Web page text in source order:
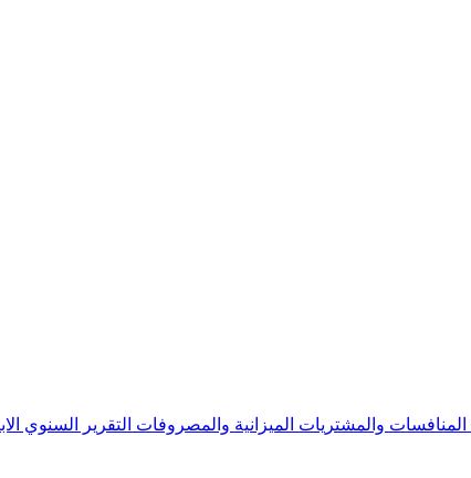
المنافسات والمشتريات الميزانية والمصروفات التقرير السنوي